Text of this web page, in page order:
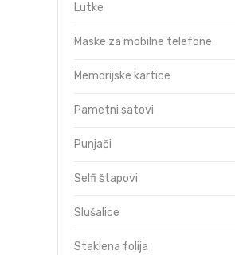
Lutke
Maske za mobilne telefone
Memorijske kartice
Pametni satovi
Punjači
Selfi štapovi
Slušalice
Staklena folija